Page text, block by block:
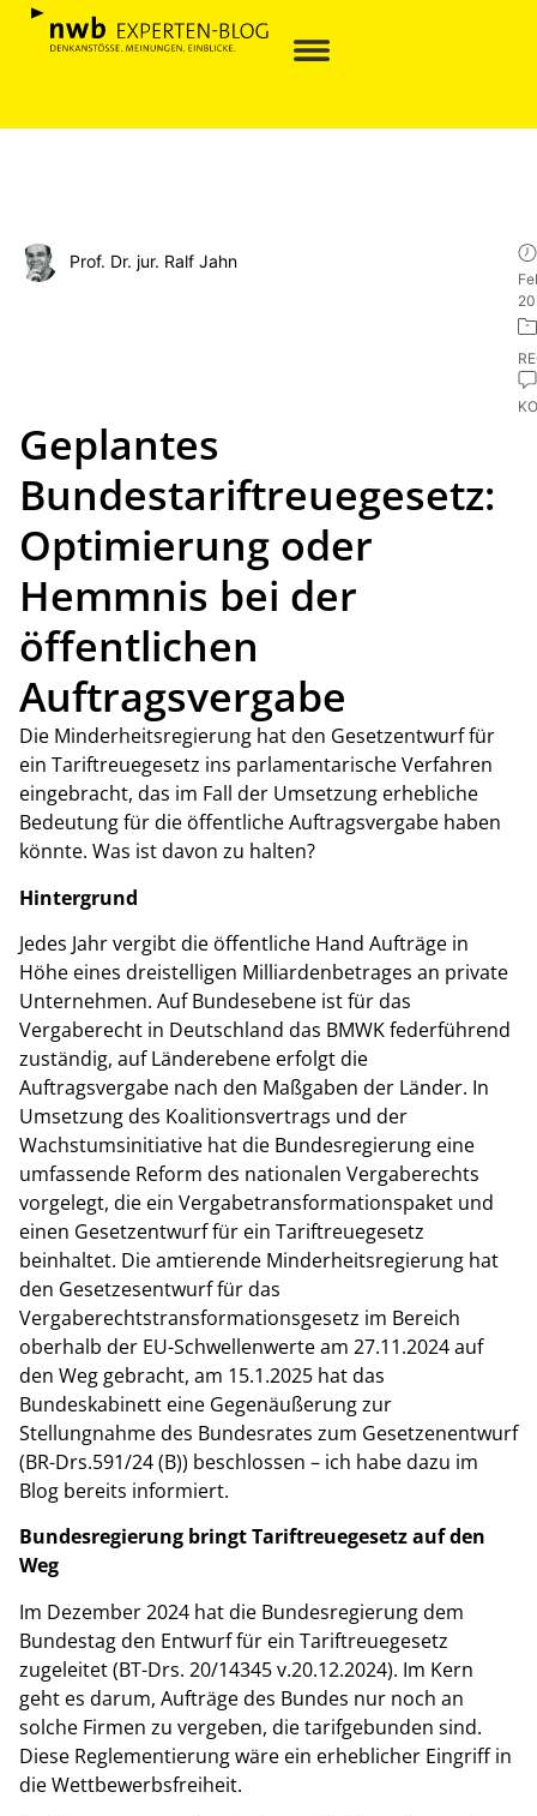
Prof. Dr. jur. Ralf Jahn
Geplantes
Bundestariftreuegesetz:
Optimierung oder
Hemmnis bei der
öffentlichen
Auftragsvergabe
Die Minderheitsregierung hat den Gesetzentwurf für
ein Tariftreuegesetz ins parlamentarische Verfahren
eingebracht, das im Fall der Umsetzung erhebliche
Bedeutung für die öffentliche Auftragsvergabe haben
könnte. Was ist davon zu halten?
Hintergrund
Jedes Jahr vergibt die öffentliche Hand Aufträge in
Höhe eines dreistelligen Milliardenbetrages an private
Unternehmen. Auf Bundesebene ist für das
Vergaberecht in Deutschland das BMWK federführend
zuständig, auf Länderebene erfolgt die
Auftragsvergabe nach den Maßgaben der Länder. In
Umsetzung des Koalitionsvertrags und der
Wachstumsinitiative hat die Bundesregierung eine
umfassende Reform des nationalen Vergaberechts
vorgelegt, die ein Vergabetransformationspaket und
einen Gesetzentwurf für ein Tariftreuegesetz
beinhaltet. Die amtierende Minderheitsregierung hat
den Gesetzesentwurf für das
Vergaberechtstransformationsgesetz im Bereich
oberhalb der EU-Schwellenwerte am 27.11.2024 auf
den Weg gebracht, am 15.1.2025 hat das
Bundeskabinett eine Gegenäußerung zur
Stellungnahme des Bundesrates zum Gesetzenentwurf
(BR-Drs.591/24 (B)) beschlossen – ich habe dazu im
Blog bereits informiert.
Bundesregierung bringt Tariftreuegesetz auf den
Weg
Im Dezember 2024 hat die Bundesregierung dem
Bundestag den Entwurf für ein Tariftreuegesetz
zugeleitet (BT-Drs. 20/14345 v.20.12.2024). Im Kern
geht es darum, Aufträge des Bundes nur noch an
solche Firmen zu vergeben, die tarifgebunden sind.
Diese Reglementierung wäre ein erheblicher Eingriff in
die Wettbewerbsfreiheit.